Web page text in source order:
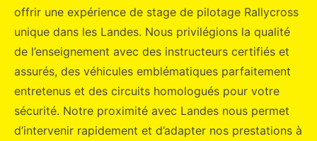
offrir une expérience de stage de pilotage Rallycross
unique dans les Landes. Nous privilégions la qualité
de l’enseignement avec des instructeurs certifiés et
assurés, des véhicules emblématiques parfaitement
entretenus et des circuits homologués pour votre
sécurité. Notre proximité avec Landes nous permet
d’intervenir rapidement et d’adapter nos prestations à